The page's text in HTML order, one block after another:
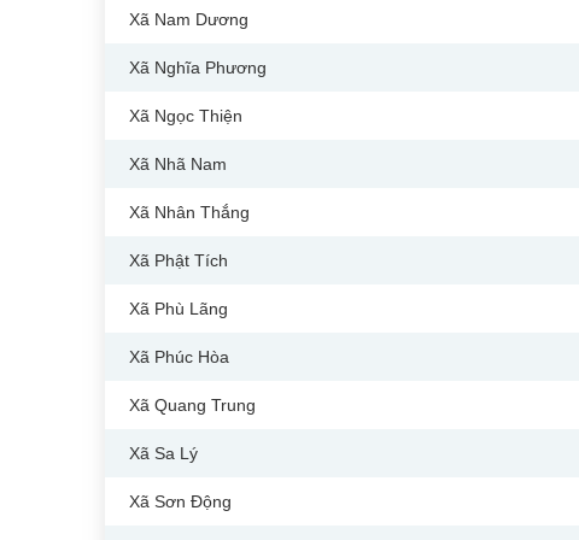
Xã Nam Dương
Xã Nghĩa Phương
Xã Ngọc Thiện
Xã Nhã Nam
Xã Nhân Thắng
Xã Phật Tích
Xã Phù Lãng
Xã Phúc Hòa
Xã Quang Trung
Xã Sa Lý
Xã Sơn Động